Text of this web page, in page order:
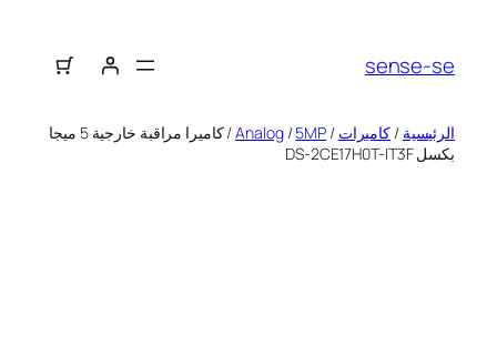
sense-se
الرئيسية / كاميرات /
Analog/5MP
/ كاميرا مراقبة خارجية 5 ميجا
بكسل DS-2CE17H0T-IT3F